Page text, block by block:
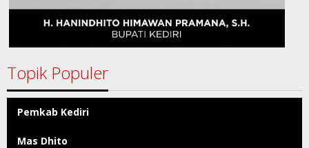
Topik Populer
Pemkab Kediri
Mas Dhito